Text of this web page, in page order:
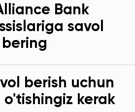
Bank
savol
bering
berish uchun
kerak